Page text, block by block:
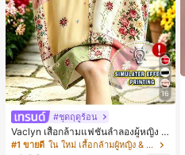
16
#ชุดฤดูร้อน
Vaclyn เสื้อกล้ามแฟชั่นลำลองผู้หญิง ล
ายแพตช์เวิร์ก แขนกุด คอกลม ติดกระดุ
#1 ขายดี ใน ใหม่ เสื้อกล้ามผู้หญิง & Camis